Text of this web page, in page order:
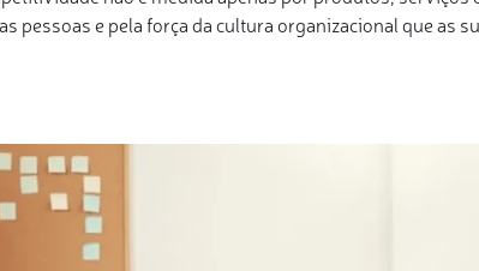
pessoas e pela força da cultura organizacional que as